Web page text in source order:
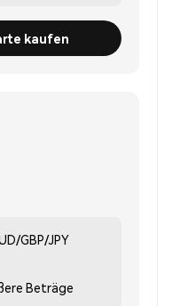
kaufen
GBP/JPY
Beträge